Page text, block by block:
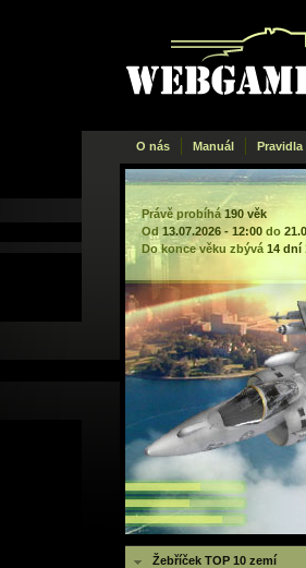
Webgame.cz
O nás Manuál Pravidla
Právě probíhá 190 věk
Od 13.07.2026 - 12:00 do
Do konce věku zbývá 14 dní
Žebříček TOP 10 zemí